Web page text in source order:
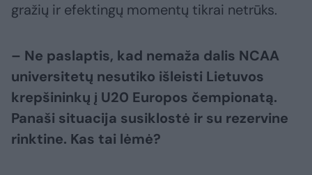
gražių ir efektingų momentų tikrai netrūks.
– Ne paslaptis, kad nemaža dalis NCAA
universitetų nesutiko išleisti Lietuvos
krepšininkų į U20 Europos čempionatą.
Panaši situacija susiklostė ir su rezervine
rinktine. Kas tai lėmė?